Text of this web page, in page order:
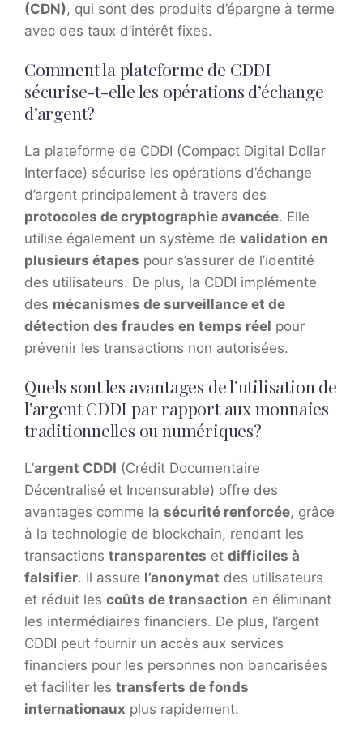
(CDN), qui sont des produits d’épargne à terme
avec des taux d’intérêt fixes.
Comment la plateforme de CDDI
sécurise-t-elle les opérations d’échange
d’argent?
La plateforme de CDDI (Compact Digital Dollar
Interface) sécurise les opérations d’échange
d’argent principalement à travers des
protocoles de cryptographie avancée. Elle
utilise également un système de validation en
plusieurs étapes pour s’assurer de l’identité
des utilisateurs. De plus, la CDDI implémente
des mécanismes de surveillance et de
détection des fraudes en temps réel pour
prévenir les transactions non autorisées.
Quels sont les avantages de l’utilisation de
l’argent CDDI par rapport aux monnaies
traditionnelles ou numériques?
L’argent CDDI (Crédit Documentaire
Décentralisé et Incensurable) offre des
avantages comme la sécurité renforcée, grâce
à la technologie de blockchain, rendant les
transactions transparentes et difficiles à
falsifier. Il assure l’anonymat des utilisateurs
et réduit les coûts de transaction en éliminant
les intermédiaires financiers. De plus, l’argent
CDDI peut fournir un accès aux services
financiers pour les personnes non bancarisées
et faciliter les transferts de fonds
internationaux plus rapidement.